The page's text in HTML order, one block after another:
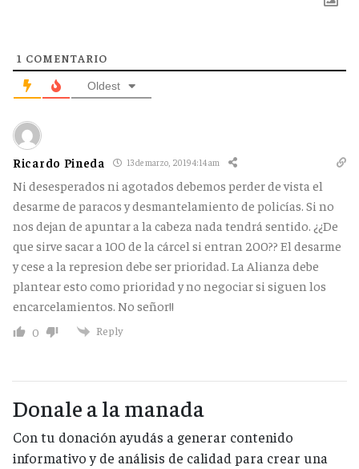
1 COMENTARIO
Oldest
Ricardo Pineda 13 de marzo, 2019 4:14 am
Ni desesperados ni agotados debemos perder de vista el
desarme de paracos y desmantelamiento de policías. Si no
nos dejan de apuntar a la cabeza nada tendrá sentido. ¿¿De
que sirve sacar a 100 de la cárcel si entran 200?? El desarme
y cese a la represion debe ser prioridad. La Alianza debe
plantear esto como prioridad y no negociar si siguen los
encarcelamientos. No señor!!
0 Reply
Donale a la manada
Con tu donación ayudás a generar contenido
informativo y de análisis de calidad para crear una